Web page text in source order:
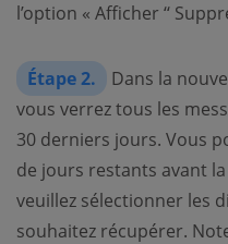
l’option « Afficher ‘‘
Étape 2.
Dans la
vous verrez tous les
30 derniers jours. Vous
de jours restants avant
veuillez sélectionner les
souhaitez récupérer.